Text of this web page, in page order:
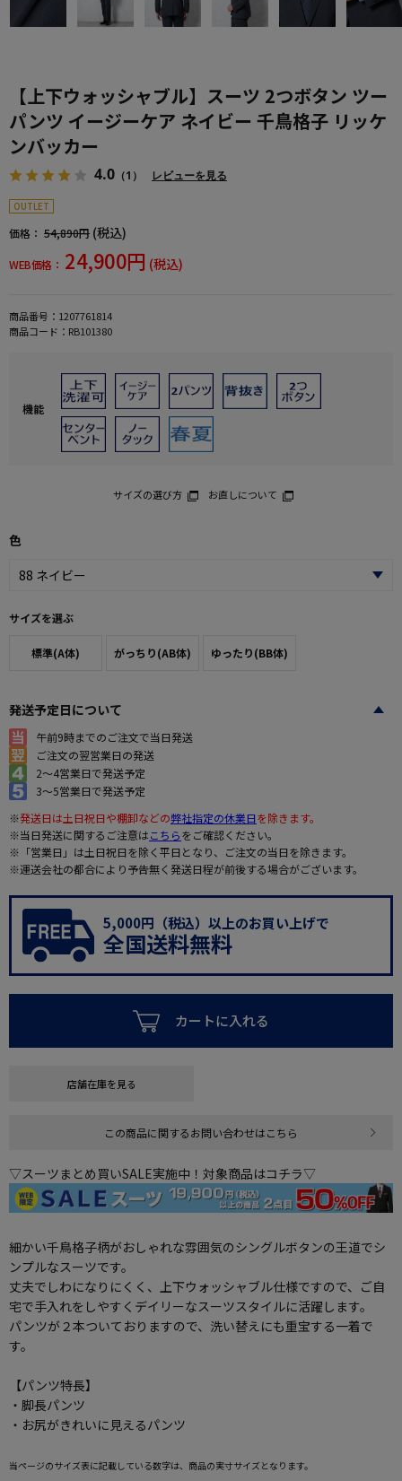
【上下ウォッシャブル】スーツ 2つボタン ツー
パンツ イージーケア ネイビー 千鳥格子 リッケ
ンバッカー
4.0 （1） レビューを見る
OUTLET
価格： 54,890円 (税込)
WEB価格： 24,900円 (税込)
商品番号： 1207761814
商品コード： RB101380
機能
サイズの選び方 お直しについて
色
サイズを選ぶ
標準(A体) がっちり(AB体) ゆったり(BB体)
発送予定日について
午前9時までのご注文で当日発送
ご注文の翌営業日の発送
2～4営業日で発送予定
3～5営業日で発送予定
※発送日は土日祝日や棚卸などの弊社指定の休業日を除きます。
※当日発送に関するご注意はこちらをご確認ください。
※「営業日」は土日祝日を除く平日となり、ご注文の当日を除きます。
※運送会社の都合により予告無く発送日程が前後する場合がございます。
5,000円（税込）以上のお買い上げで
全国送料無料
カートに入れる
店舗在庫を見る
この商品に関するお問い合わせはこちら
▽スーツまとめ買いSALE実施中！対象商品はコチラ▽
細かい千鳥格子柄がおしゃれな雰囲気のシングルボタンの王道でシ
ンプルなスーツです。
丈夫でしわになりにくく、上下ウォッシャブル仕様ですので、ご自
宅で手入れをしやすくデイリーなスーツスタイルに活躍します。
パンツが２本ついておりますので、洗い替えにも重宝する一着で
す。
【パンツ特長】
・脚長パンツ
・お尻がきれいに見えるパンツ
当ページのサイズ表に記載している数字は、商品の実寸サイズとなります。